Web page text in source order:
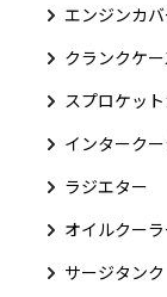
エンジンカ
クランクケ
スプロケッ
インターク
ラジエター
オイルクー
サージタンク